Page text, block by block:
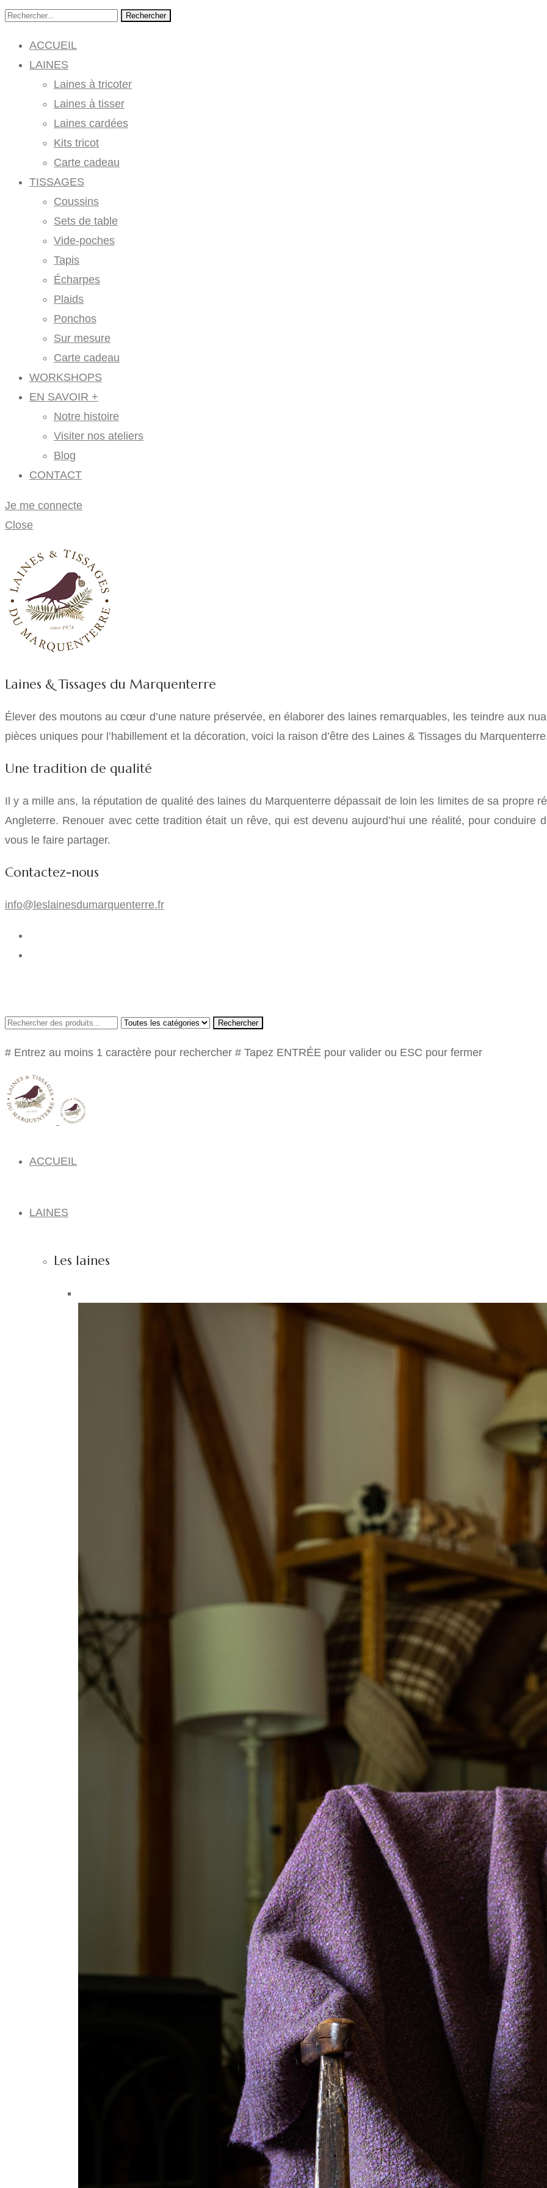
Rechercher
ACCUEIL
LAINES
Laines à tricoter
Laines à tisser
Laines cardées
Kits tricot
Carte cadeau
TISSAGES
Coussins
Sets de table
Vide-poches
Tapis
Écharpes
Plaids
Ponchos
Sur mesure
Carte cadeau
WORKSHOPS
EN SAVOIR +
Notre histoire
Visiter nos ateliers
Blog
CONTACT
Je me connecte
Close
Laines & Tissages du Marquenterre
Élever des moutons au cœur d’une nature préservée, en élaborer des laines remarquables, les teindre aux
pièces uniques pour l’habillement et la décoration, voici la raison d’être des Laines & Tissages du
Une tradition de qualité
Il y a mille ans, la réputation de qualité des laines du Marquenterre dépassait de loin les limites de sa propre
Angleterre. Renouer avec cette tradition était un rêve, qui est devenu aujourd’hui une réalité, pour conduire
vous le faire partager.
Contactez-nous
info@leslainesdumarquenterre.fr
Rechercher
# Entrez au moins 1 caractère pour rechercher # Tapez ENTRÉE pour valider ou ESC pour fermer
ACCUEIL
LAINES
Les laines